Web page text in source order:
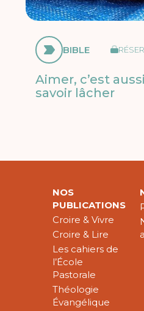
BIBLE
Aimer, c’est aussi
savoir lâcher
NOS
PUBLICATIONS
Croire & Vivre
Croire & Lire
Les cahiers de
l’École
Pastorale
Théologie
Évangélique